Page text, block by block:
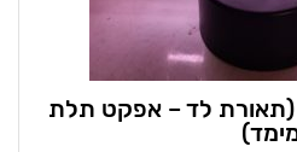
לד – אפקט תלת